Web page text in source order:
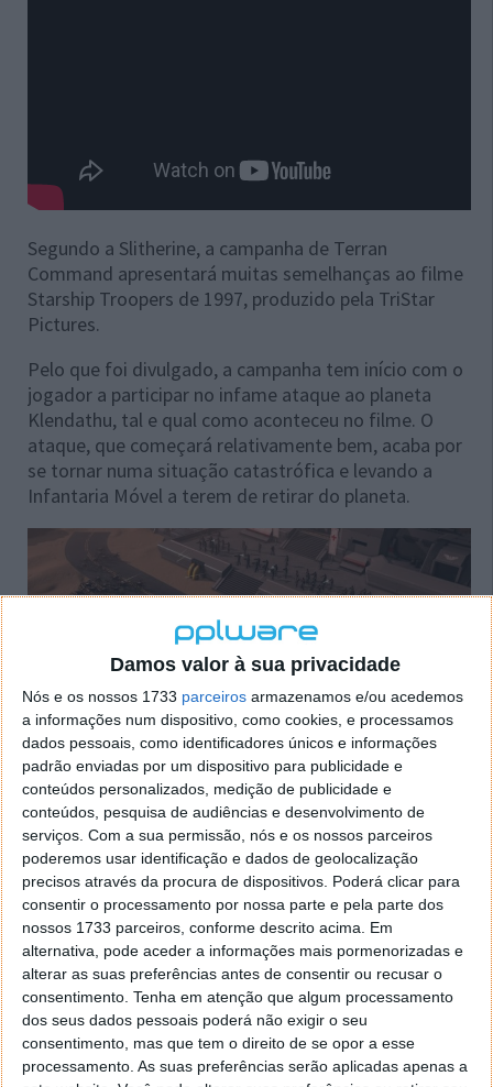
Damos valor à sua privacidade
Nós e os nossos 1733 parceiros armazenamos e/ou acedemos
a informações num dispositivo, como cookies, e processamos
dados pessoais, como identificadores únicos e informações
padrão enviadas por um dispositivo para publicidade e
conteúdos personalizados, medição de publicidade e
conteúdos, pesquisa de audiências e desenvolvimento de
serviços. Com a sua permissão, nós e os nossos parceiros
poderemos usar identificação e dados de geolocalização
precisos através da procura de dispositivos. Poderá clicar para
consentir o processamento por nossa parte e pela parte dos
nossos 1733 parceiros, conforme descrito acima. Em
alternativa, pode aceder a informações mais pormenorizadas e
alterar as suas preferências antes de consentir ou recusar o
consentimento. Tenha em atenção que algum processamento
dos seus dados pessoais poderá não exigir o seu
consentimento, mas que tem o direito de se opor a esse
processamento. As suas preferências serão aplicadas apenas a
Segundo a Slitherine, a campanha de Terran
Command apresentará muitas semelhanças ao filme
Starship Troopers de 1997, produzido pela TriStar
Pictures.
Pelo que foi divulgado, a campanha tem início com o
jogador a participar no infame ataque ao planeta
Klendathu, tal e qual como aconteceu no filme. O
ataque, que começará relativamente bem, acaba por
se tornar numa situação catastrófica e levando a
Infantaria Móvel a terem de retirar do planeta.
Após a retirada de Klendathu, a Infantaria Móvel é
enviada para o planeta deserto de Kwalasha e ai
começa a nossa campanha a sério. Trata-se de um
planeta grande e onde existem várias instalações da
Federação que teremos de defender.
Tal como a generalidade dos RTS do género, em
Terran Command o jogador tem de construir,
desenvolver e comandar as tropas de Infantaria
Móvel na sua incansável luta contra os Aracnídeos,
tentando exterminá-los antes que eles o façam a